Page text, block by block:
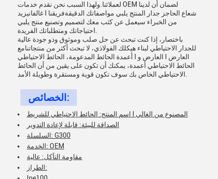
لعملائنا.ولهذا السبب نحن نقدم خدمات OEM لضمان أن لدينا
غالفانيزيد I شعاع الحاجز جدار المنتج يلبي مواصفاتك الدقيقةفريقنا
من الخبراء سيعمل عن كثب معك لتصميم وتصنيع منتج يلبي
باختصار، إذا كنت تبحث عن حل صلب وموثوق وذو جودة عالية
للجدار الاحتياطي لبناء هيكلك الفولاذي، لا تبحث أكثر من منتجاتنامع
أعمدة الحائط المدعومة، الحائط الاحتياطي I العارض و I العارض
الحائط الاحتياطي أعمدة، يمكنك أن تكون على يقين من أن الحائط
الخصائص:
اسم المنتج: الحائط الاحتياطي للشريط I المصنوع من الغالي
الصداقة للبيئة: قابلة لإعادة التدوير
السلسلة: G300
الخدمة: OEM
مقاومة التآكل: عالية
الطراز: